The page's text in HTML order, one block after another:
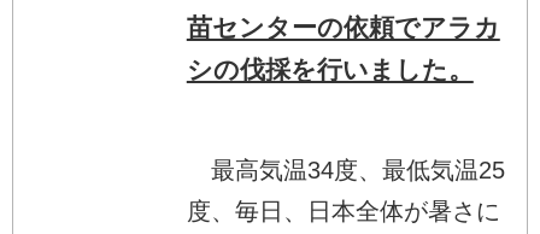
苗センターの依頼でアラカ
シの伐採を行いました。
最高気温34度、最低気温25
度、毎日、日本全体が暑さに